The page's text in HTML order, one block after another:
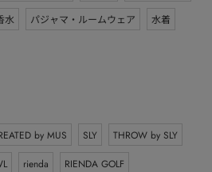
水 パジャマ・ルームウェア
水着
by MUS SLY
THROW by SLY
rienda
RIENDA GOLF